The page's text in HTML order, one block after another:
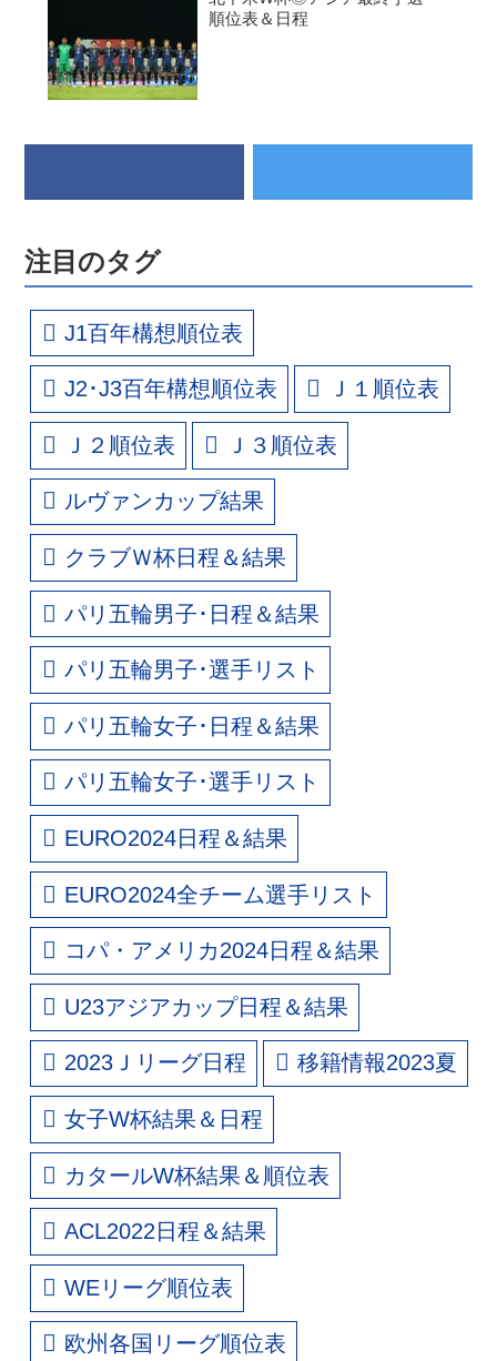
順位表＆日程
注目のタグ
J1百年構想順位表
J2･J3百年構想順位表 Ｊ１順位表
Ｊ２順位表 Ｊ３順位表
ルヴァンカップ結果
クラブＷ杯日程＆結果
パリ五輪男子･日程＆結果
パリ五輪男子･選手リスト
パリ五輪女子･日程＆結果
パリ五輪女子･選手リスト
EURO2024日程＆結果
EURO2024全チーム選手リスト
コパ・アメリカ2024日程＆結果
U23アジアカップ日程＆結果
2023Ｊリーグ日程 移籍情報2023夏
女子W杯結果＆日程
カタールW杯結果＆順位表
ACL2022日程＆結果
WEリーグ順位表
欧州各国リーグ順位表